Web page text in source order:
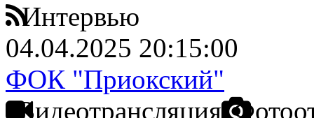
Интервью
04.04.2025 20:15:00
ФОК "Приокский"
Видеотрансляция